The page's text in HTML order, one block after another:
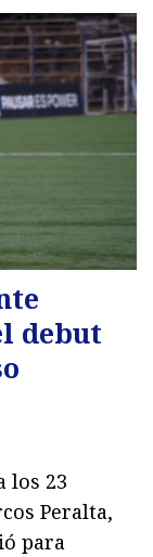
debut
los 23
Peralta,
para